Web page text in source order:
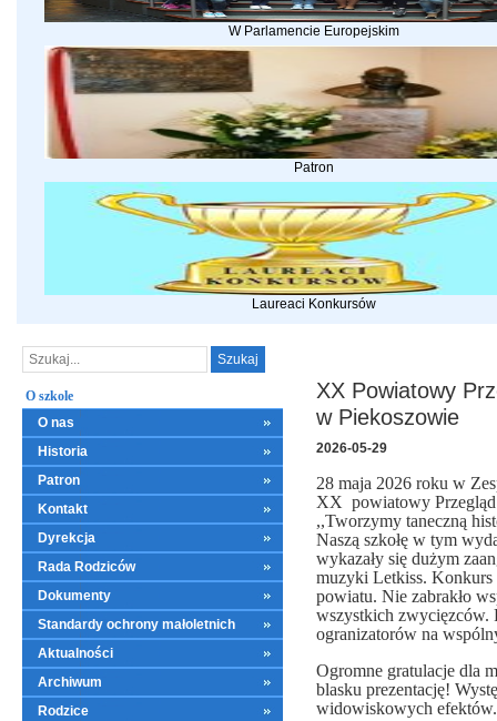
W Parlamencie Europejskim
Patron
Laureaci Konkursów
O szkole
O nas
Historia
Patron
Kontakt
Dyrekcja
Rada Rodziców
Dokumenty
Standardy ochrony małoletnich
Aktualności
Archiwum
Rodzice
XX Powiatowy
w Piekoszowie
2026-05-29
28 maja 2026 roku w
XX powiatowy Przegląd
,,Tworzymy taneczną
Naszą szkołę w tym
wykazały się dużym
muzyki Letkiss. Konkurs
powiatu. Nie zabrakło
wszystkich zwycięzców.
ogranizatorów na
Ogromne gratulacje dla
blasku prezentację!
widowiskowych efektów.